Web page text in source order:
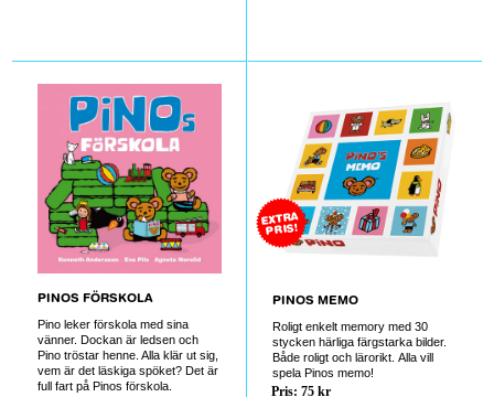
PINOS FÖRSKOLA
Pino leker förskola med sina
vänner. Dockan är ledsen och
Pino tröstar henne. Alla klär ut sig,
vem är det läskiga spöket? Det är
full fart på Pinos förskola.
EXTRA
PRIS!
PINOS MEMO
Roligt enkelt memory med 30
stycken härliga färgstarka bilder.
Både roligt och lärorikt. Alla vill
spela Pinos memo!
Pris: 75 kr